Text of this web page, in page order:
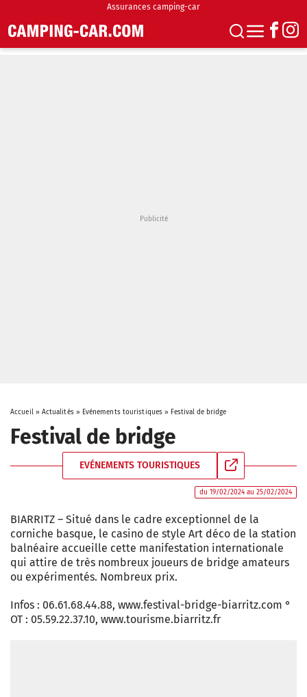
Assurances camping-car
Accueil» Actualités» Evénements touristiques » Festival de bridge
Festival de bridge
EVÉNEMENTS TOURISTIQUES
du 19/02/2024 au 25/02/2024
BIARRITZ – Situé dans le cadre exceptionnel de la
corniche basque, le casino de style Art déco de la station
balnéaire accueille cette manifestation internationale
qui attire de très nombreux joueurs de bridge amateurs
ou expérimentés. Nombreux prix.
Infos : 06.61.68.44.88, www.festival-bridge-biarritz.com °
OT : 05.59.22.37.10, www.tourisme.biarritz.fr